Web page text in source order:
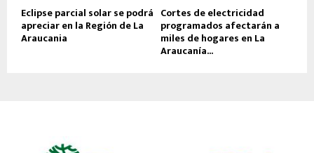
Eclipse parcial solar se podrá
apreciar en la Región de La
Araucania
Cortes de electricidad
programados afectarán a
miles de hogares en La
Araucanía...